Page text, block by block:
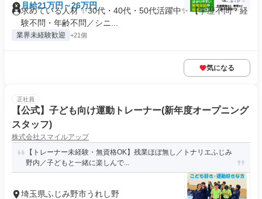
月給21万円～26万円
求めている人材 ✨30代・40代・50代活躍中✨ 【学歴不問・経
験不問・年齢不問／シニ...
業界未経験歓迎 +21個
気になる
正社員
【公式】子ども向け運動トレーナー(新年度オープニング
スタッフ)
株式会社スマイルアップ
【トレーナー未経験・無資格OK】残業ほぼ無し／️トナリエふじみ
野内／子どもと一緒に楽しんで...
埼玉県ふじみ野市うれし野